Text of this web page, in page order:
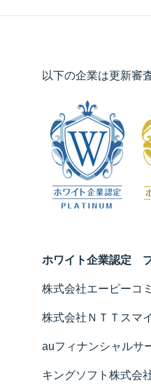
以下の企業は更新審
ホワイト企業認定
株式会社エーピーコ
株式会社ＮＴＴスマ
auフィナンシャルサ
キングソフト株式会